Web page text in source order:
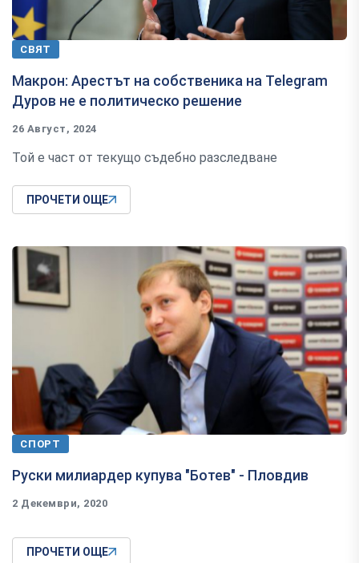
СВЯТ
Макрон: Арестът на собственика на Telegram
Дуров не е политическо решение
26 Август, 2024
Той е част от текущо съдебно разследване
ПРОЧЕТИ ОЩЕ
СПОРТ
Руски милиардер купува "Ботев" - Пловдив
2 Декември, 2020
ПРОЧЕТИ ОЩЕ